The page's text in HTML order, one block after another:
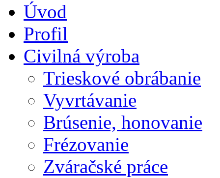
Úvod
Profil
Civilná výroba
Trieskové obrábanie
Vyvrtávanie
Brúsenie, honovanie
Frézovanie
Zváračské práce